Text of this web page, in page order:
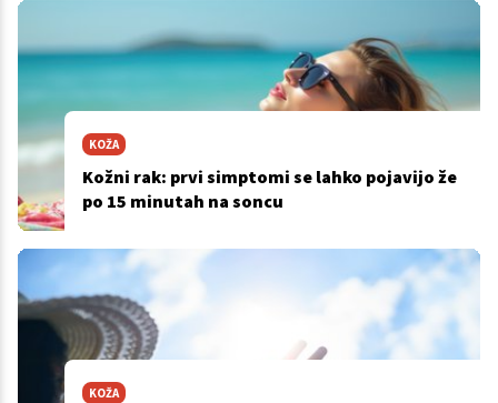
KOŽA
Kožni rak: prvi simptomi se lahko pojavijo že
po 15 minutah na soncu
KOŽA